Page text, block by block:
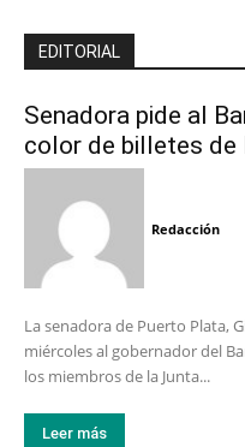
EDITORIAL
Senadora pide al
color de billetes de
Redacción
La senadora de Puerto Plata,
miércoles al gobernador del
los miembros de la Junta...
Leer más